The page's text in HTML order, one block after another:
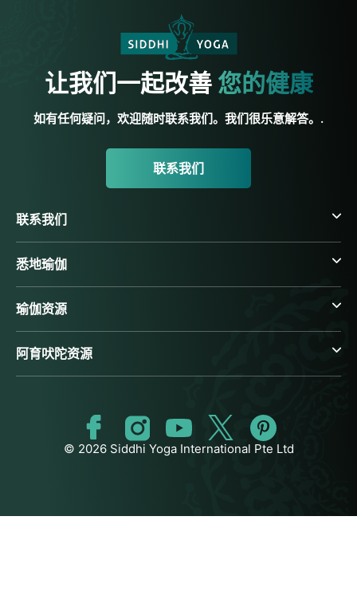
让我们一起改善 您的健康
如有任何疑问，欢迎随时联系我们。我们很乐意解答。.
联系我们
联系我们
悉地瑜伽
瑜伽资源
阿育吠陀资源
© 2026 Siddhi Yoga International Pte Ltd